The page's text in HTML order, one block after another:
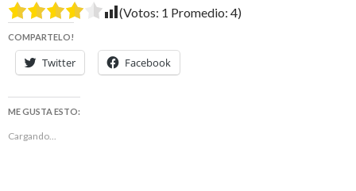
(Votos: 1 Promedio: 4)
COMPARTELO!
Twitter Facebook
ME GUSTA ESTO:
Cargando...